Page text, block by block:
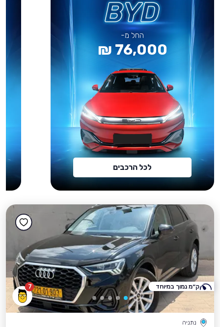
החל מ-
76,000 ₪
לכל הרכבים
7
נתניה
ק״מ נמוך במיוחד